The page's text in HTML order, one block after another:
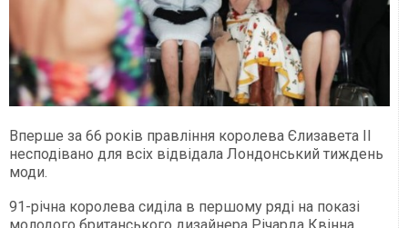
Вперше за 66 років правління королева Єлизавета II
несподівано для всіх відвідала Лондонський тиждень
моди.
91-річна королева сиділа в першому ряді на показі